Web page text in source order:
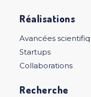
Réalisations
Avancées
Startups
Collaborations
Recherche